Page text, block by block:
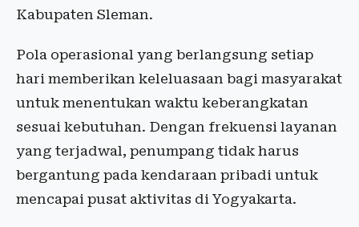
Kabupaten Sleman.
Pola operasional yang berlangsung setiap
hari memberikan keleluasaan bagi masyarakat
untuk menentukan waktu keberangkatan
sesuai kebutuhan. Dengan frekuensi layanan
yang terjadwal, penumpang tidak harus
bergantung pada kendaraan pribadi untuk
mencapai pusat aktivitas di Yogyakarta.